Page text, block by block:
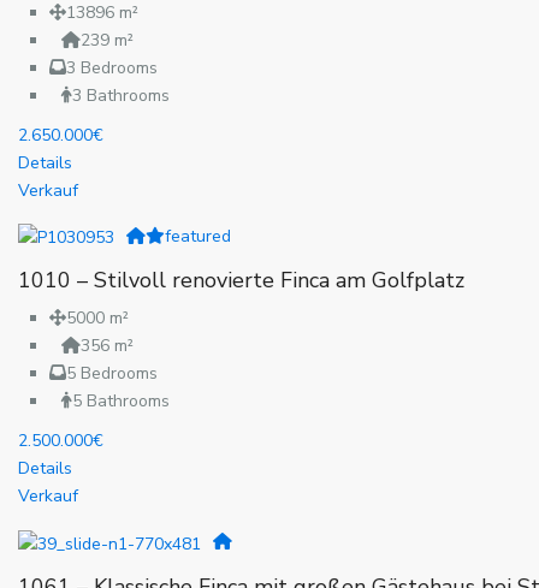
13896 m²
239 m²
3 Bedrooms
3 Bathrooms
2.650.000€
Details
Verkauf
featured
1010 – Stilvoll renovierte Finca am Golfplatz
5000 m²
356 m²
5 Bedrooms
5 Bathrooms
2.500.000€
Details
Verkauf